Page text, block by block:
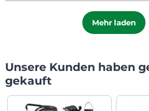
Mehr laden
Unsere Kunden haben
gekauft